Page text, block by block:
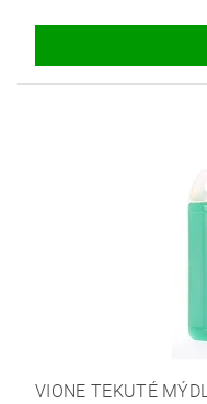
VIONE TEKUTÉ